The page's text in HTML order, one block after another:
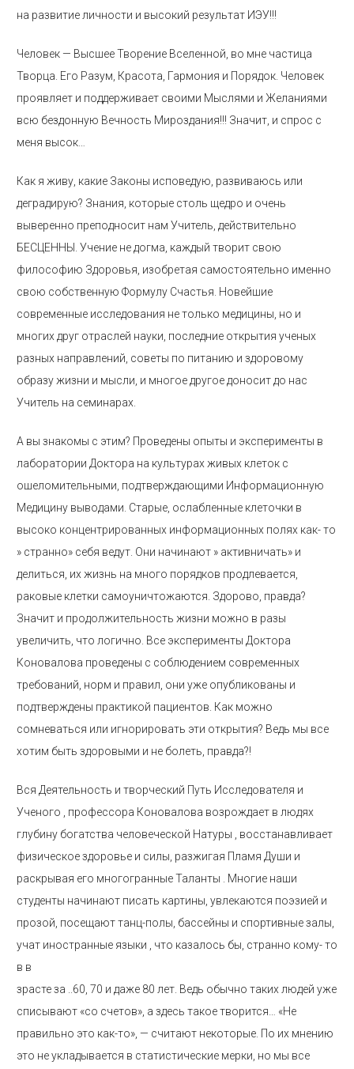
на развитие личности и высокий результат ИЭУ!!!
Человек — Высшее Творение Вселенной, во мне частица
Творца. Его Разум, Красота, Гармония и Порядок. Человек
проявляет и поддерживает своими Мыслями и Желаниями
всю бездонную Вечность Мироздания!!! Значит, и спрос с
меня высок…
Как я живу, какие Законы исповедую, развиваюсь или
деградирую? Знания, которые столь щедро и очень
выверенно преподносит нам Учитель, действительно
БЕСЦЕННЫ. Учение не догма, каждый творит свою
философию Здоровья, изобретая самостоятельно именно
свою собственную Формулу Счастья. Новейшие
современные исследования не только медицины, но и
многих друг отраслей науки, последние открытия ученых
разных направлений, советы по питанию и здоровому
образу жизни и мысли, и многое другое доносит до нас
Учитель на семинарах.
А вы знакомы с этим? Проведены опыты и эксперименты в
лаборатории Доктора на культурах живых клеток с
ошеломительными, подтверждающими Информационную
Медицину выводами. Старые, ослабленные клеточки в
высоко концентрированных информационных полях как- то
» странно» себя ведут. Они начинают » активничать» и
делиться, их жизнь на много порядков продлевается,
раковые клетки самоуничтожаются. Здорово, правда?
Значит и продолжительность жизни можно в разы
увеличить, что логично. Все эксперименты Доктора
Коновалова проведены с соблюдением современных
требований, норм и правил, они уже опубликованы и
подтверждены практикой пациентов. Как можно
сомневаться или игнорировать эти открытия? Ведь мы все
хотим быть здоровыми и не болеть, правда?!
Вся Деятельность и творческий Путь Исследователя и
Ученого , профессора Коновалова возрождает в людях
глубину богатства человеческой Натуры , восстанавливает
физическое здоровье и силы, разжигая Пламя Души и
раскрывая его многогранные Таланты . Многие наши
студенты начинают писать картины, увлекаются поэзией и
прозой, посещают танц-полы, бассейны и спортивные залы,
учат иностранные языки , что казалось бы, странно кому- то
в в
зрасте за ..60, 70 и даже 80 лет. Ведь обычно таких людей уже
списывают «со счетов», а здесь такое творится… «Не
правильно это как-то», — считают некоторые. По их мнению
это не укладывается в статистические мерки, но мы все